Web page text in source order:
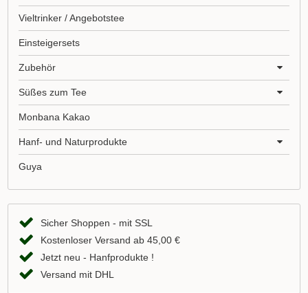
Vieltrinker / Angebotstee
Einsteigersets
Zubehör
Süßes zum Tee
Monbana Kakao
Hanf- und Naturprodukte
Guya
Sicher Shoppen - mit SSL
Kostenloser Versand ab 45,00 €
Jetzt neu - Hanfprodukte !
Versand mit DHL